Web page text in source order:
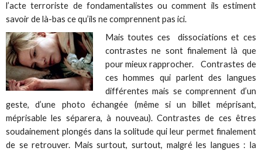
l’acte terroriste de fondamentalistes ou comment ils estiment
savoir de là-bas ce qu’ils ne comprennent pas ici.
Mais toutes ces dissociations et ces
contrastes ne sont finalement là que
pour mieux rapprocher. Contrastes de
ces hommes qui parlent des langues
différentes mais se comprennent d’un
geste, d’une photo échangée (même si un billet méprisant,
méprisable les séparera, à nouveau). Contrastes de ces êtres
soudainement plongés dans la solitude qui leur permet finalement
de se retrouver. Mais surtout, surtout, malgré les langues : la